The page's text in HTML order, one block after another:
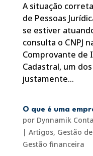
A situação
de Pessoas
se estiver
consulta o CNPJ
Comprovante de
Cadastral, um
justamente...
O que é uma
por Dynnamik
| Artigos, Gestão
Gestão financeira